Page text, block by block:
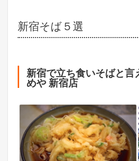
新宿そば５選
新宿で立ち食いそばと言
めや 新宿店